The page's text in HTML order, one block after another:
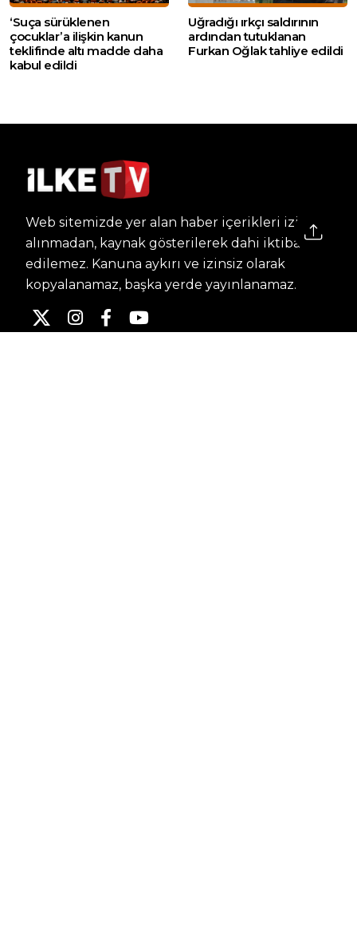
‘Suça sürüklenen
çocuklar’a ilişkin kanun
teklifinde altı madde daha
kabul edildi
Uğradığı ırkçı saldırının
ardından tutuklanan
Furkan Oğlak tahliye edildi
Web sitemizde yer alan haber içerikleri izin
alınmadan, kaynak gösterilerek dahi iktibas
edilemez. Kanuna aykırı ve izinsiz olarak
kopyalanamaz, başka yerde yayınlanamaz.